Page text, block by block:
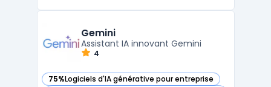
réduire considérablement leur temps
d'écriture. L'outil ...
Gemini
Assistant IA innovant Gemini
4
75%Logiciels d'IA générative pour entreprise
— voir Gemini dans cette catégorie